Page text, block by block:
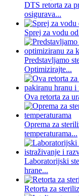
DTS retorta za
osigurava...
Sprej za vodu
Predstavljamo
Optimizirajte...
Ova retorta za
Oprema za
temperaturama...
Laboratorijski
hrane...
Retorta za